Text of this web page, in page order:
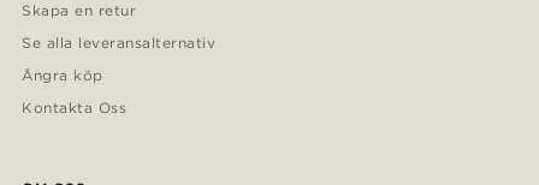
Skapa en retur
Se alla leveransalternativ
Ångra köp
Kontakta Oss